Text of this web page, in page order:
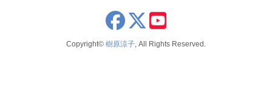
x
Copyright© 樹原涼子, All Rights Reserved.